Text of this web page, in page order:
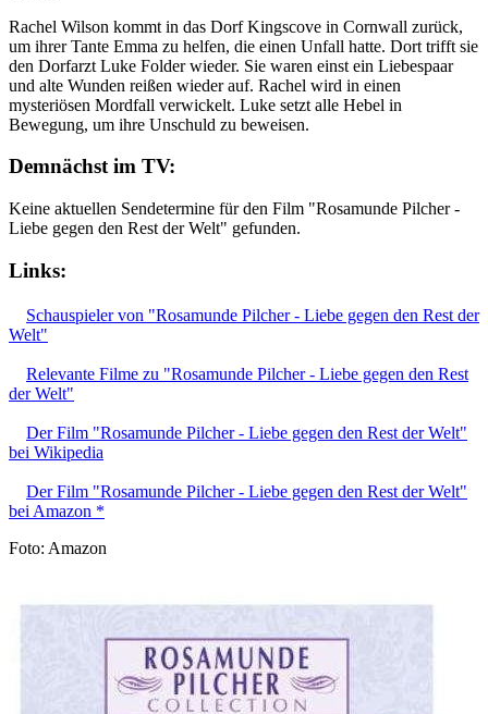
Rachel Wilson kommt in das Dorf Kingscove in Cornwall zurück,
um ihrer Tante Emma zu helfen, die einen Unfall hatte. Dort trifft sie
den Dorfarzt Luke Folder wieder. Sie waren einst ein Liebespaar
und alte Wunden reißen wieder auf. Rachel wird in einen
mysteriösen Mordfall verwickelt. Luke setzt alle Hebel in
Bewegung, um ihre Unschuld zu beweisen.
Demnächst im TV:
Keine aktuellen Sendetermine für den Film "Rosamunde Pilcher -
Liebe gegen den Rest der Welt" gefunden.
Links:
Schauspieler von "Rosamunde Pilcher - Liebe gegen den Rest der
Welt"
Relevante Filme zu "Rosamunde Pilcher - Liebe gegen den Rest
der Welt"
Der Film "Rosamunde Pilcher - Liebe gegen den Rest der Welt"
bei Wikipedia
Der Film "Rosamunde Pilcher - Liebe gegen den Rest der Welt"
bei Amazon *
Foto: Amazon